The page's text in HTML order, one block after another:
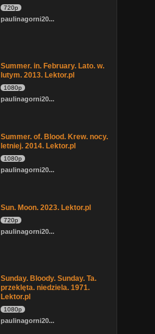
720p
paulinagorni20...
Summer. in. February. Lato. w.
lutym. 2013. Lektor.pl
1080p
paulinagorni20...
Summer. of. Blood. Krew. nocy.
letniej. 2014. Lektor.pl
1080p
paulinagorni20...
Sun. Moon. 2023. Lektor.pl
720p
paulinagorni20...
Sunday. Bloody. Sunday. Ta.
przeklęta. niedziela. 1971.
Lektor.pl
1080p
paulinagorni20...